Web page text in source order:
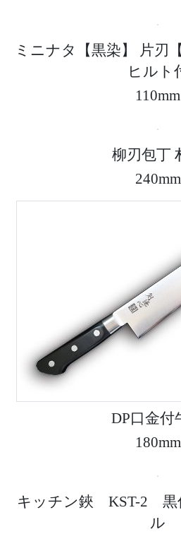
ミニナタ【黒染】 片刃
ヒルト
110mm
柳刃包丁
240mm
DP口金付
180mm
キッチン鋏 KST-2 黒
ル